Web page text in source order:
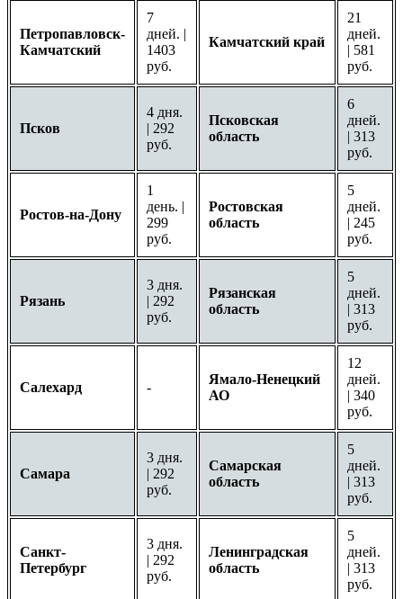
Петропавловск-
Камчатский
7
дней. |
1403
руб.
Камчатский край
21
дней.
| 581
руб.
Псков
4 дня.
| 292
руб.
Псковская
область
6
дней.
| 313
руб.
Ростов-на-Дону
1
день. |
299
руб.
Ростовская
область
5
дней.
| 245
руб.
Рязань
3 дня.
| 292
руб.
Рязанская
область
5
дней.
| 313
руб.
Салехард -
Ямало-Ненецкий
АО
12
дней.
| 340
руб.
Самара
3 дня.
| 292
руб.
Самарская
область
5
дней.
| 313
руб.
Санкт-
Петербург
3 дня.
| 292
руб.
Ленинградская
область
5
дней.
| 313
руб.